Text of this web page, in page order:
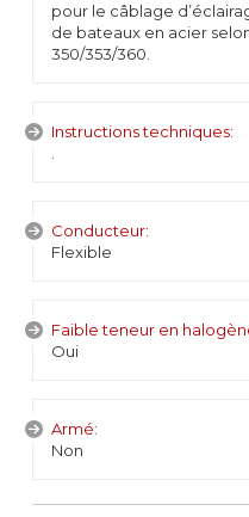
pour le câblage
de bateaux en acier
350/353/360.
Instructions techniques:
Conducteur:
Flexible
Faible teneur en
Oui
Armé:
Non